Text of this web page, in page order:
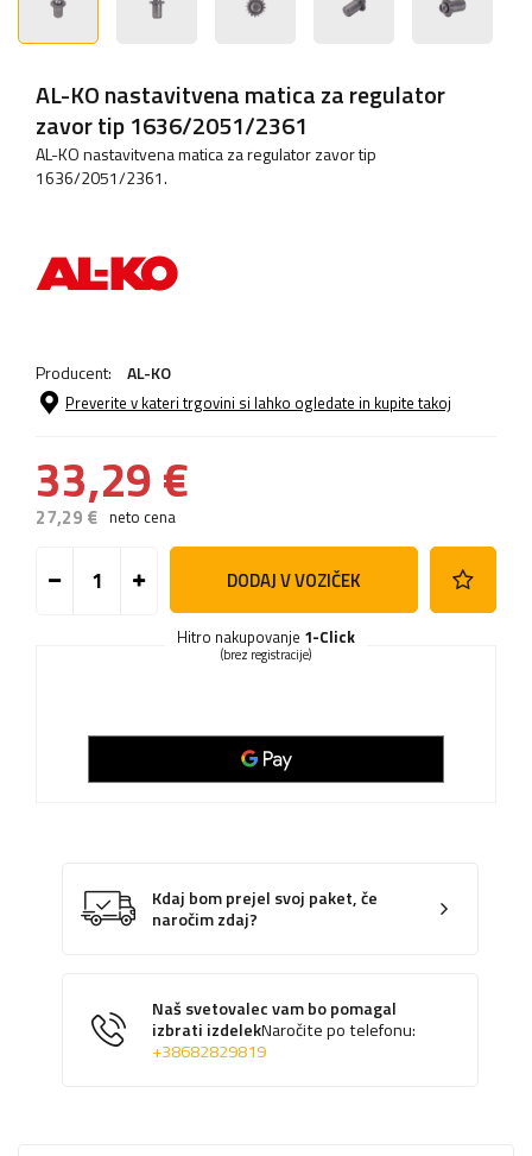
AL-KO nastavitvena matica za regulator
zavor tip 1636/2051/2361
AL-KO nastavitvena matica za regulator zavor tip
1636/2051/2361.
Producent: AL-KO
Preverite v kateri trgovini si lahko ogledate in kupite takoj
33,29 €
27,29 € neto cena
DODAJ V VOZIČEK
Hitro nakupovanje 1-Click
(brez registracije)
Kdaj bom prejel svoj paket, če
naročim zdaj?
Naš svetovalec vam bo pomagal
izbrati izdelekNaročite po telefonu:
+38682829819